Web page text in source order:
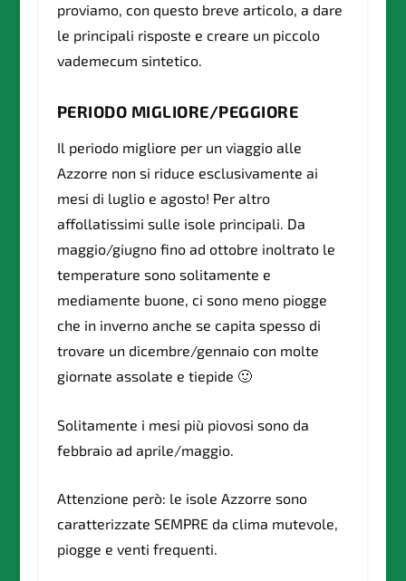
proviamo, con questo breve articolo, a dare
le principali risposte e creare un piccolo
vademecum sintetico.
PERIODO MIGLIORE/PEGGIORE
Il periodo migliore per un viaggio alle
Azzorre non si riduce esclusivamente ai
mesi di luglio e agosto! Per altro
affollatissimi sulle isole principali. Da
maggio/giugno fino ad ottobre inoltrato le
temperature sono solitamente e
mediamente buone, ci sono meno piogge
che in inverno anche se capita spesso di
trovare un dicembre/gennaio con molte
giornate assolate e tiepide 🙂
Solitamente i mesi più piovosi sono da
febbraio ad aprile/maggio.
Attenzione però: le isole Azzorre sono
caratterizzate SEMPRE da clima mutevole,
piogge e venti frequenti.